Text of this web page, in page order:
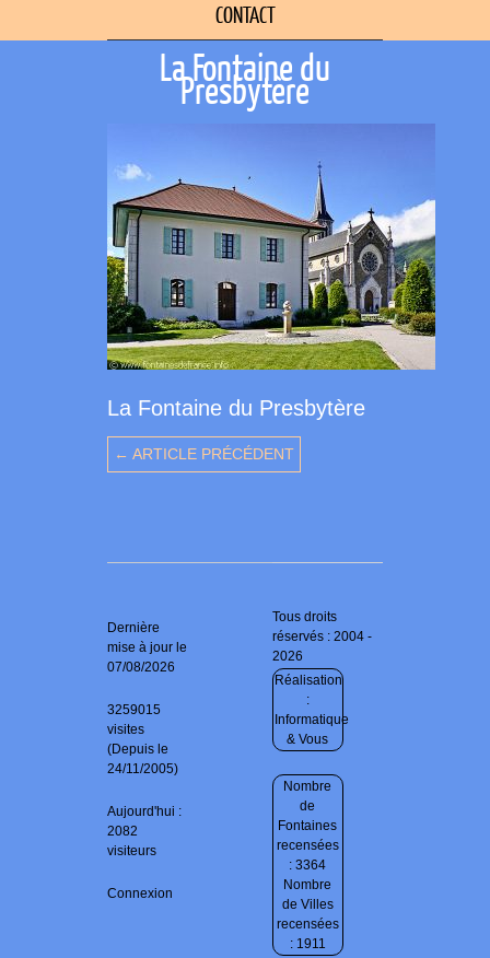
CONTACT
La Fontaine du
Presbytère
La Fontaine du Presbytère
← ARTICLE PRÉCÉDENT
Dernière
mise à jour le
07/08/2026
3259015
visites
(Depuis le
24/11/2005)
Aujourd'hui :
2082
visiteurs
Connexion
Tous droits
réservés : 2004 -
2026
Réalisation
:
Informatique
& Vous
Nombre
de
Fontaines
recensées
: 3364
Nombre
de Villes
recensées
: 1911